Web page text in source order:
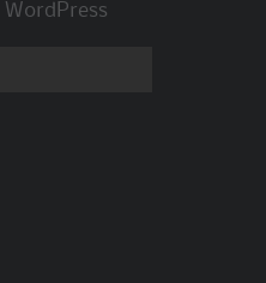
WordPress